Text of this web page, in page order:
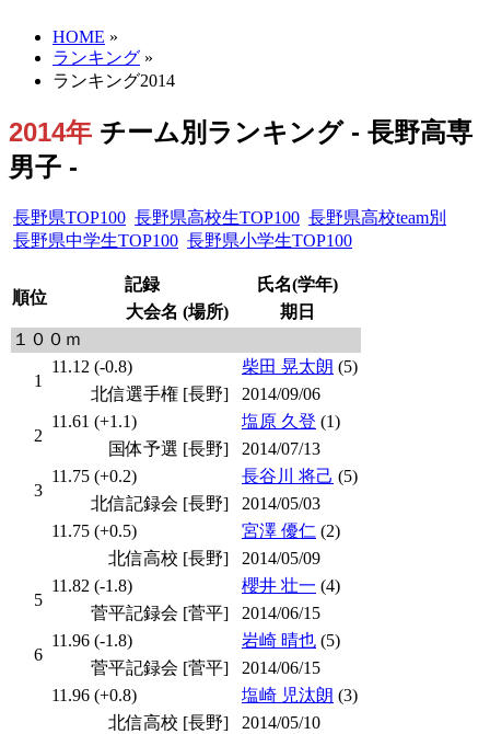
HOME »
ランキング »
ランキング2014
2014年 チーム別ランキング - 長野高専
男子 -
長野県TOP100 長野県高校生TOP100 長野県高校team別
長野県中学生TOP100 長野県小学生TOP100
順位
記録
氏名(学年)
大会名 (場所)
期日
１００ｍ
1
11.12 (-0.8) 柴田 晃太朗 (5)
北信選手権 [長野]
2014/09/06
2
11.61 (+1.1) 塩原 久登 (1)
国体予選 [長野]
2014/07/13
3
11.75 (+0.2) 長谷川 将己 (5)
北信記録会 [長野]
2014/05/03
11.75 (+0.5)
宮澤 優仁 (2)
北信高校 [長野]
2014/05/09
5
11.82 (-1.8) 櫻井 壮一 (4)
菅平記録会 [菅平]
2014/06/15
6
11.96 (-1.8) 岩崎 晴也 (5)
菅平記録会 [菅平]
2014/06/15
11.96 (+0.8)
塩崎 児汰朗 (3)
北信高校 [長野]
2014/05/10